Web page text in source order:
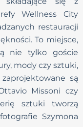
Wellness City
restauracji
To miejsce,
nie tylko goście
mody czy sztuki,
są
Missoni czy
sztuki tworzą
Szymona